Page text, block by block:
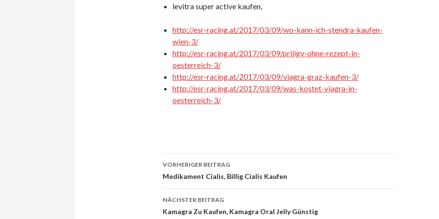
levitra super active kaufen,
http://esr-racing.at/2017/03/09/wo-kann-ich-stendra-kaufen-
wien-3/
http://esr-racing.at/2017/03/09/priligy-ohne-rezept-in-
oesterreich-3/
http://esr-racing.at/2017/03/09/viagra-graz-kaufen-3/
http://esr-racing.at/2017/03/09/was-kostet-viagra-in-
oesterreich-3/
Beitrags-
Navigation
VORHERIGER BEITRAG
Medikament Cialis, Billig Cialis Kaufen
NÄCHSTER BEITRAG
Kamagra Zu Kaufen, Kamagra Oral Jelly Günstig